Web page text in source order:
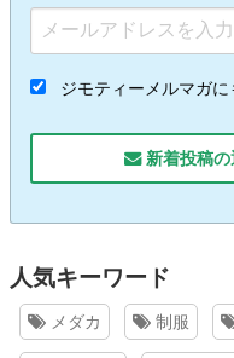
ジモティーメルマガに
新着投稿の
人気キーワード
メダカ 制服